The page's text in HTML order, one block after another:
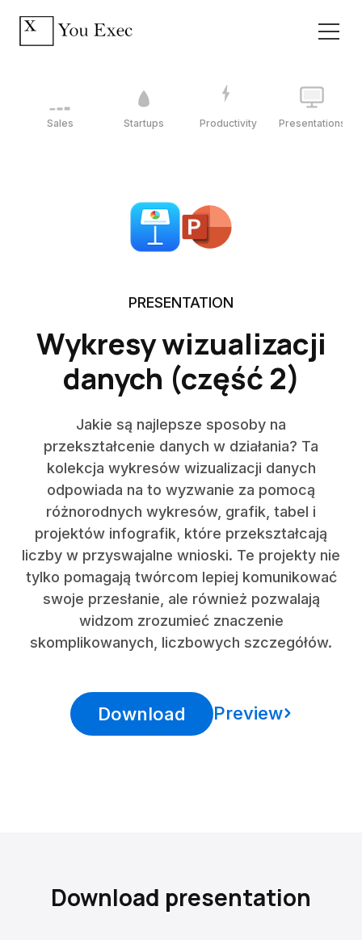
Sales Startups Productivity Presentations
PRESENTATION
Wykresy wizualizacji
danych (część 2)
Jakie są najlepsze sposoby na
przekształcenie danych w działania? Ta
kolekcja wykresów wizualizacji danych
odpowiada na to wyzwanie za pomocą
różnorodnych wykresów, grafik, tabel i
projektów infografik, które przekształcają
liczby w przyswajalne wnioski. Te projekty nie
tylko pomagają twórcom lepiej komunikować
swoje przesłanie, ale również pozwalają
widzom zrozumieć znaczenie
skomplikowanych, liczbowych szczegółów.
Download Preview
Download presentation